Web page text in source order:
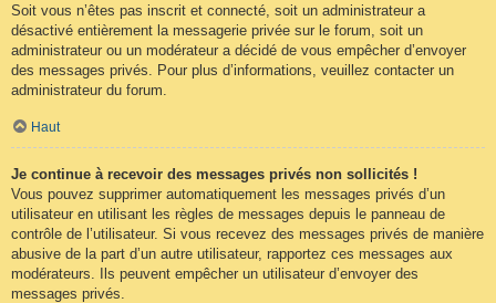
Soit vous n’êtes pas inscrit et connecté, soit un administrateur a
désactivé entièrement la messagerie privée sur le forum, soit un
administrateur ou un modérateur a décidé de vous empêcher d’envoyer
des messages privés. Pour plus d’informations, veuillez contacter un
administrateur du forum.
Haut
Je continue à recevoir des messages privés non sollicités !
Vous pouvez supprimer automatiquement les messages privés d’un
utilisateur en utilisant les règles de messages depuis le panneau de
contrôle de l’utilisateur. Si vous recevez des messages privés de manière
abusive de la part d’un autre utilisateur, rapportez ces messages aux
modérateurs. Ils peuvent empêcher un utilisateur d’envoyer des
messages privés.